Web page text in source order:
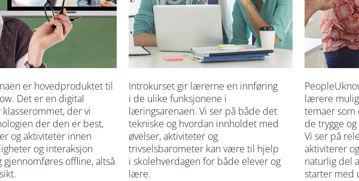
er hovedproduktet til
Det er en digital
der vi
der den er best,
og aktiviteter innen
og interaksjon
gjennomføres offline, altså
Introkurset gir lærerne en innføring
i de ulike funksjonene i
læringsarenaen. Vi ser på både det
tekniske og hvordan innholdet med
øvelser, aktiviteter og
trivselsbarometer kan være til hjelp
i skolehverdagen for både elever og
lære.
lærere
temaer som
de trygge
Vi ser på
aktiviterer
naturlig del
starter med